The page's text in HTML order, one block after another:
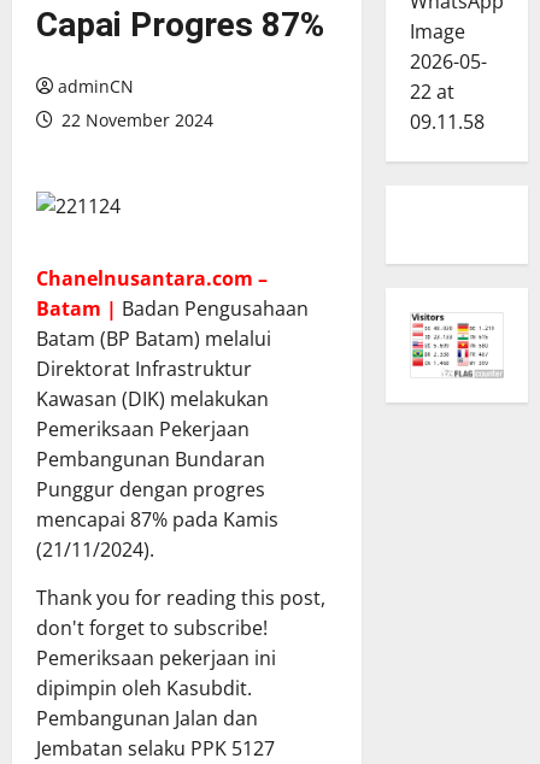
Capai Progres 87%
adminCN
22 November 2024
Chanelnusantara.com –
Batam | Badan Pengusahaan
Batam (BP Batam) melalui
Direktorat Infrastruktur
Kawasan (DIK) melakukan
Pemeriksaan Pekerjaan
Pembangunan Bundaran
Punggur dengan progres
mencapai 87% pada Kamis
(21/11/2024).
Thank you for reading this post,
don't forget to subscribe!
Pemeriksaan pekerjaan ini
dipimpin oleh Kasubdit.
Pembangunan Jalan dan
Jembatan selaku PPK 5127